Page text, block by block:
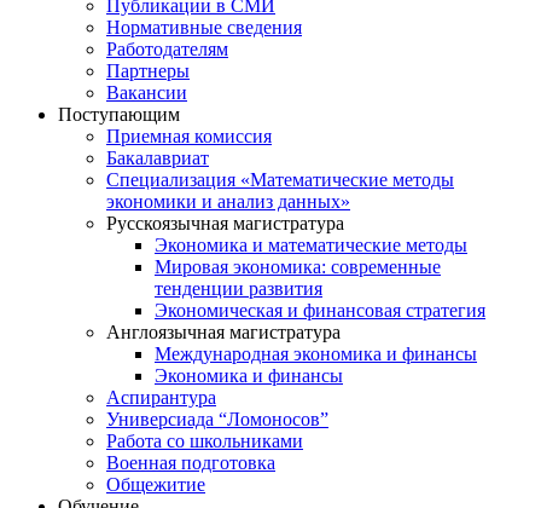
Публикации в СМИ
Нормативные сведения
Работодателям
Партнеры
Вакансии
Поступающим
Приемная комиссия
Бакалавриат
Специализация «Математические методы
экономики и анализ данных»
Русскоязычная магистратура
Экономика и математические методы
Мировая экономика: современные
тенденции развития
Экономическая и финансовая стратегия
Англоязычная магистратура
Международная экономика и финансы
Экономика и финансы
Аспирантура
Универсиада “Ломоносов”
Работа со школьниками
Военная подготовка
Общежитие